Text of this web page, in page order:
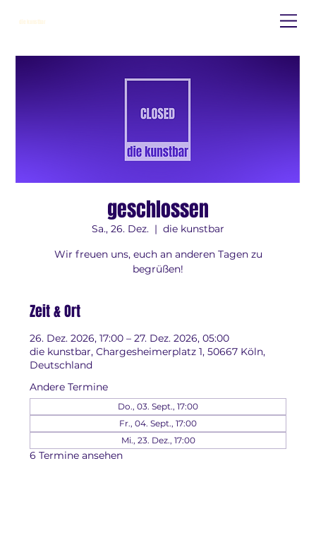
die kunstbar
geschlossen
Sa., 26. Dez.
  |
die kunstbar
Wir freuen uns, euch an anderen Tagen zu
begrüßen!
Zeit & Ort
26. Dez. 2026, 17:00 – 27. Dez. 2026, 05:00
die kunstbar, Chargesheimerplatz 1, 50667 Köln,
Deutschland
Andere Termine
Do., 03. Sept., 17:00
Fr., 04. Sept., 17:00
Mi., 23. Dez., 17:00
6 Termine ansehen